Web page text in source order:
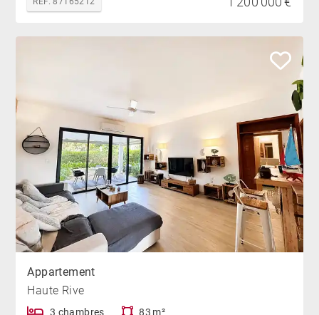
Appartement
Haute Rive
3 chambres 83 m²